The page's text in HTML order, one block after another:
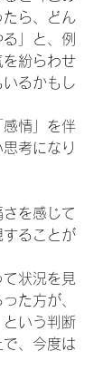
ら、どん
」と、例
を紛らわせ
るかもし
感情」を伴
考になり
を感じて
することが
て状況を見
た方が、
という判断
、今度は